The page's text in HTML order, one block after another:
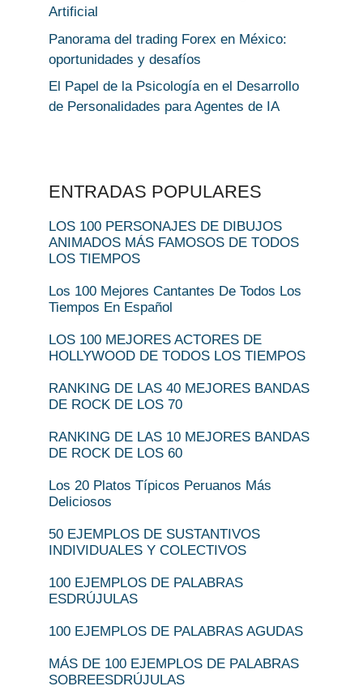
Artificial
Panorama del trading Forex en México:
oportunidades y desafíos
El Papel de la Psicología en el Desarrollo
de Personalidades para Agentes de IA
ENTRADAS POPULARES
LOS 100 PERSONAJES DE DIBUJOS
ANIMADOS MÁS FAMOSOS DE TODOS
LOS TIEMPOS
Los 100 Mejores Cantantes De Todos Los
Tiempos En Español
LOS 100 MEJORES ACTORES DE
HOLLYWOOD DE TODOS LOS TIEMPOS
RANKING DE LAS 40 MEJORES BANDAS
DE ROCK DE LOS 70
RANKING DE LAS 10 MEJORES BANDAS
DE ROCK DE LOS 60
Los 20 Platos Típicos Peruanos Más
Deliciosos
50 EJEMPLOS DE SUSTANTIVOS
INDIVIDUALES Y COLECTIVOS
100 EJEMPLOS DE PALABRAS
ESDRÚJULAS
100 EJEMPLOS DE PALABRAS AGUDAS
MÁS DE 100 EJEMPLOS DE PALABRAS
SOBREESDRÚJULAS